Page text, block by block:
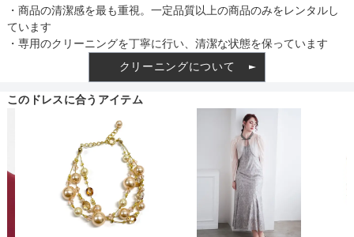
インナー
ファスナー
・商品の清潔感を最も重視。一定品質以上の商品のみをレンタルし
ています
・専用のクリーニングを丁寧に行い、清潔な状態を保っています
クリーニングについて
このドレスに合うアイテム